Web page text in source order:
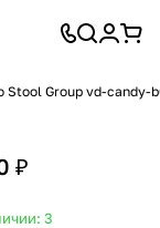
Stool Group vd-candy-
₽
3